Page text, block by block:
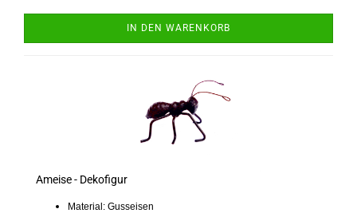
IN DEN WARENKORB
Ameise - Dekofigur
Material: Gusseisen